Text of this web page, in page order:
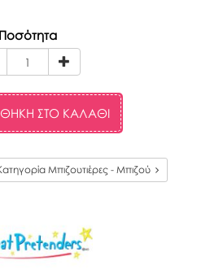
Ποσότητα
ΣΤΟ ΚΑΛΆΘΙ
Μπιζουτιέρες - Μπιζού